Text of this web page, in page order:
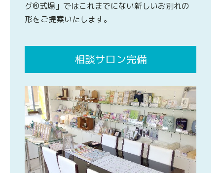
グ®式場」ではこれまでにない新しいお別れの
形をご提案いたします。
相談サロン完備